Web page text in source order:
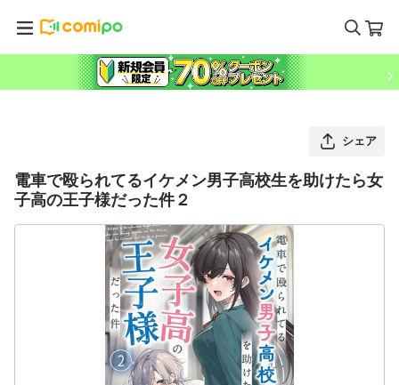
シェア
電車で殴られてるイケメン男子高校生を助けたら女
子高の王子様だった件２